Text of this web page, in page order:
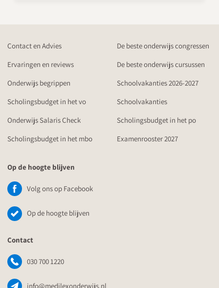
Contact en Advies
De beste onderwijs congressen
Ervaringen en reviews
De beste onderwijs cursussen
Onderwijs begrippen
Schoolvakanties 2026-2027
Scholingsbudget in het vo
Schoolvakanties
Onderwijs Salaris Check
Scholingsbudget in het po
Scholingsbudget in het mbo
Examenrooster 2027
Op de hoogte blijven
Volg ons op Facebook
Op de hoogte blijven
Contact
030 700 1220
info@medilexonderwijs.nl